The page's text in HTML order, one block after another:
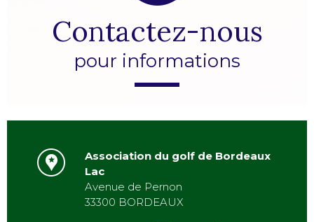
Contactez-nous
pour informations
Association du golf de Bordeaux
Lac
Avenue de Pernon
33300 BORDEAUX